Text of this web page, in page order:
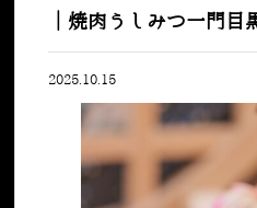
｜焼肉うしみつ一門目
2025.10.15